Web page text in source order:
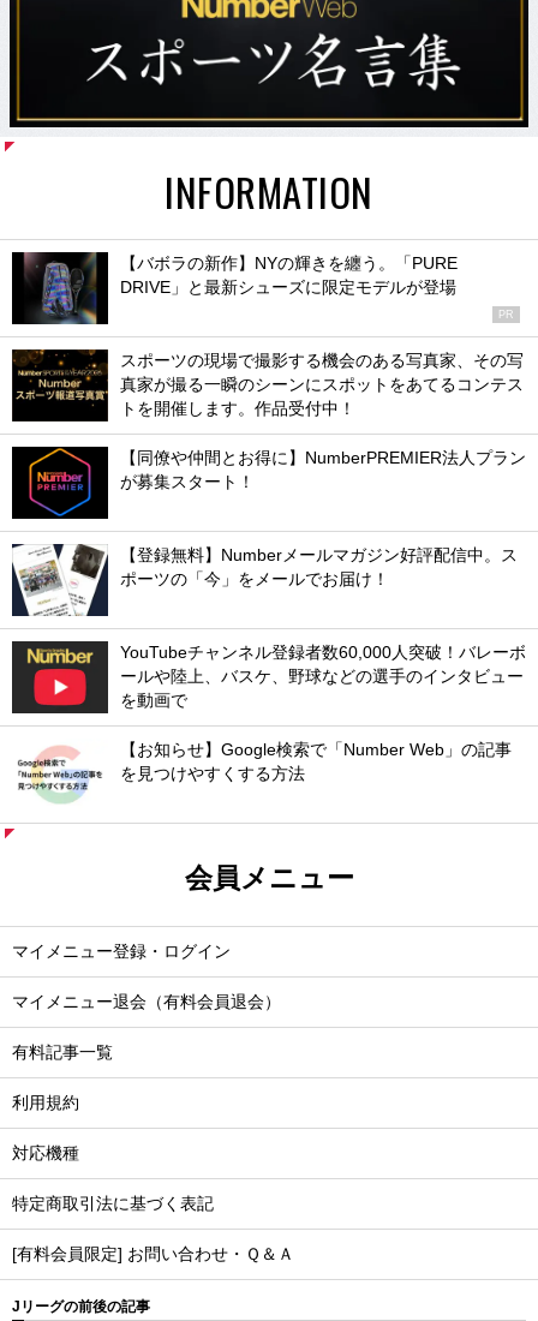
INFORMATION
【バボラの新作】NYの輝きを纏う。「PURE
DRIVE」と最新シューズに限定モデルが登場
PR
スポーツの現場で撮影する機会のある写真家、その写
真家が撮る一瞬のシーンにスポットをあてるコンテス
トを開催します。作品受付中！
【同僚や仲間とお得に】NumberPREMIER法人プラン
が募集スタート！
【登録無料】Numberメールマガジン好評配信中。ス
ポーツの「今」をメールでお届け！
YouTubeチャンネル登録者数60,000人突破！バレーボ
ールや陸上、バスケ、野球などの選手のインタビュー
を動画で
【お知らせ】Google検索で「Number Web」の記事
を見つけやすくする方法
会員メニュー
マイメニュー登録・ログイン
マイメニュー退会（有料会員退会）
有料記事一覧
利用規約
対応機種
特定商取引法に基づく表記
[有料会員限定] お問い合わせ・Ｑ＆Ａ
Jリーグの前後の記事